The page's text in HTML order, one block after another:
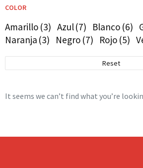
COLOR
Amarillo (3) Azul(7) Blanco (6)
Naranja (3) Negro (7) Rojo (5)
Reset
It seems we can’t find what you’re